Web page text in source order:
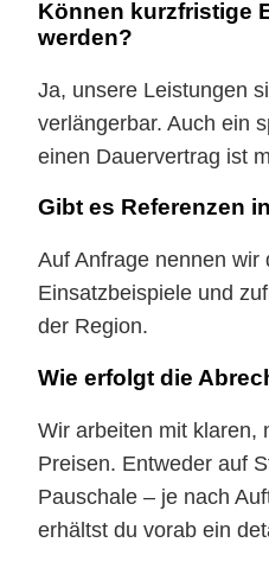
Können kurzfristige
werden?
Ja, unsere Leistungen
verlängerbar. Auch ein
einen Dauervertrag ist
Gibt es Referenzen
Auf Anfrage nennen wir
Einsatzbeispiele und
der Region.
Wie erfolgt die
Wir arbeiten mit klaren,
Preisen. Entweder auf
Pauschale – je nach
erhältst du vorab ein